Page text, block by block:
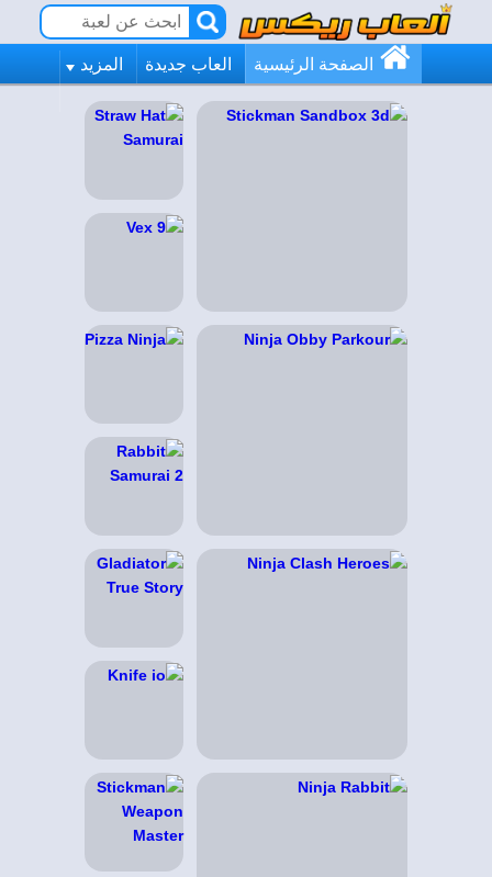
الصفحة الرئيسية العاب جديدة المزيد